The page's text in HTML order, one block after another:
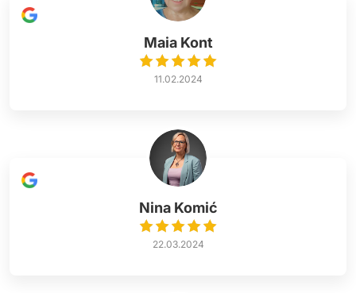
Maia Kont
11.02.2024
Nina Komić
22.03.2024